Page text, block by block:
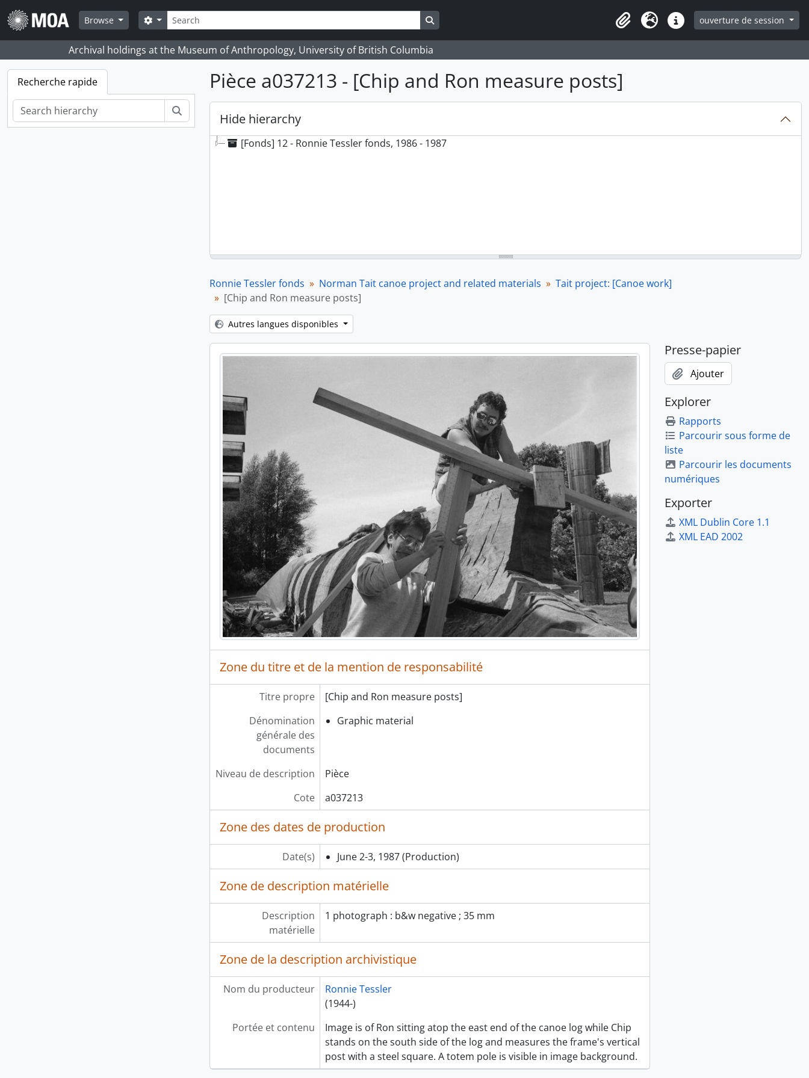
Skip to main content
Browse
Rechercher
Search options Search in browse page
ClipboardLangueLiens rapidesouverture de session
Archival holdings at the Museum of Anthropology, University of British Columbia
Recherche rapide Pièce a037213 - [Chip and Ron measure posts]
Hide hierarchy
[Fonds] 12 - Ronnie Tessler fonds, 1986 - 1987
Ronnie Tessler fonds Norman Tait canoe project and related materials
Tait project: [Canoe work]
[Chip and Ron measure posts]
Autres langues disponibles
Zone du titre et de la mention de responsabilité
Titre propre
[Chip and Ron measure posts]
Dénomination
générale des
documents
Graphic material
Niveau de description
Pièce
Cote
a037213
Zone des dates de production
Date(s) June 2-3, 1987 (Production)
Zone de description matérielle
Description
matérielle
1 photograph : b&w negative ; 35 mm
Zone de la description archivistique
Nom du producteur
Ronnie Tessler
(1944-)
Portée et contenu
Image is of Ron sitting atop the east end of the canoe log while Chip
stands on the south side of the log and measures the frame's vertical
post with a steel square. A totem pole is visible in image background.
Presse-papier
Ajouter
Explorer
Rapports
Parcourir sous forme de
liste
Parcourir les documents
numériques
Exporter
XML Dublin Core 1.1
XML EAD 2002